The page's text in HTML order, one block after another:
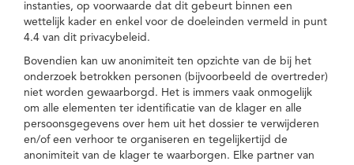
instanties, op voorwaarde dat dit gebeurt binnen een
wettelijk kader en enkel voor de doeleinden vermeld in punt
4.4 van dit privacybeleid.
Bovendien kan uw anonimiteit ten opzichte van de bij het
onderzoek betrokken personen (bijvoorbeeld de overtreder)
niet worden gewaarborgd. Het is immers vaak onmogelijk
om alle elementen ter identificatie van de klager en alle
persoonsgegevens over hem uit het dossier te verwijderen
en/of een verhoor te organiseren en tegelijkertijd de
anonimiteit van de klager te waarborgen. Elke partner van